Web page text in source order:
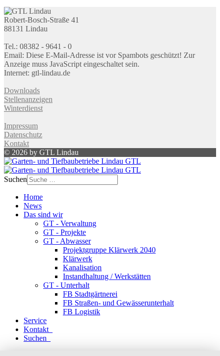
Robert-Bosch-Straße 41
88131 Lindau
Tel.: 08382 - 9641 - 0
Email: Diese E-Mail-Adresse ist vor Spambots geschützt! Zur
Anzeige muss JavaScript eingeschaltet sein.
Internet: gtl-lindau.de
Downloads
Stellenanzeigen
Winterdienst
Impressum
Datenschutz
Kontakt
© 2026 by GTL Lindau
Suchen
Home
News
Das sind wir
GT - Verwaltung
GT - Projekte
GT - Abwasser
Projektgruppe Klärwerk 2040
Klärwerk
Kanalisation
Instandhaltung / Werkstätten
GT - Unterhalt
FB Stadtgärtnerei
FB Straßen- und Gewässerunterhalt
FB Logistik
Service
Kontakt
Suchen